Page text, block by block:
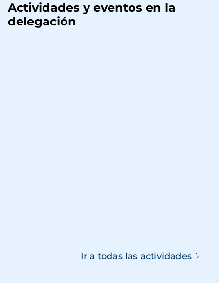
Actividades y eventos en la
delegación
Ir a todas las actividades